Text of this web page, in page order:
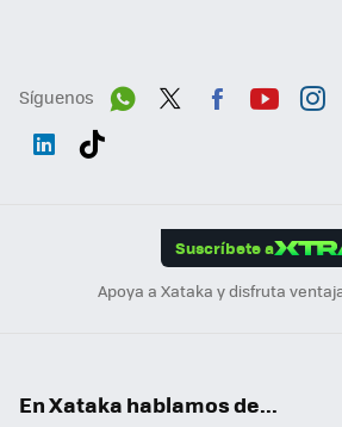
Síguenos
Suscríbete a
Apoya a Xataka y disfruta
En Xataka hablamos de...